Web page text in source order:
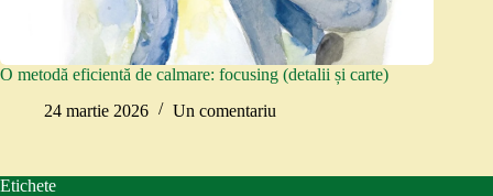
O metodă eficientă de calmare: focusing (detalii și carte)
24 martie 2026
Un comentariu
Etichete